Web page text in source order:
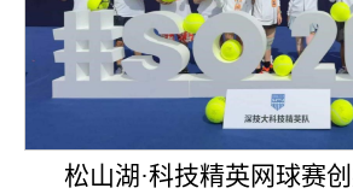
松山湖·科技精英网球赛创